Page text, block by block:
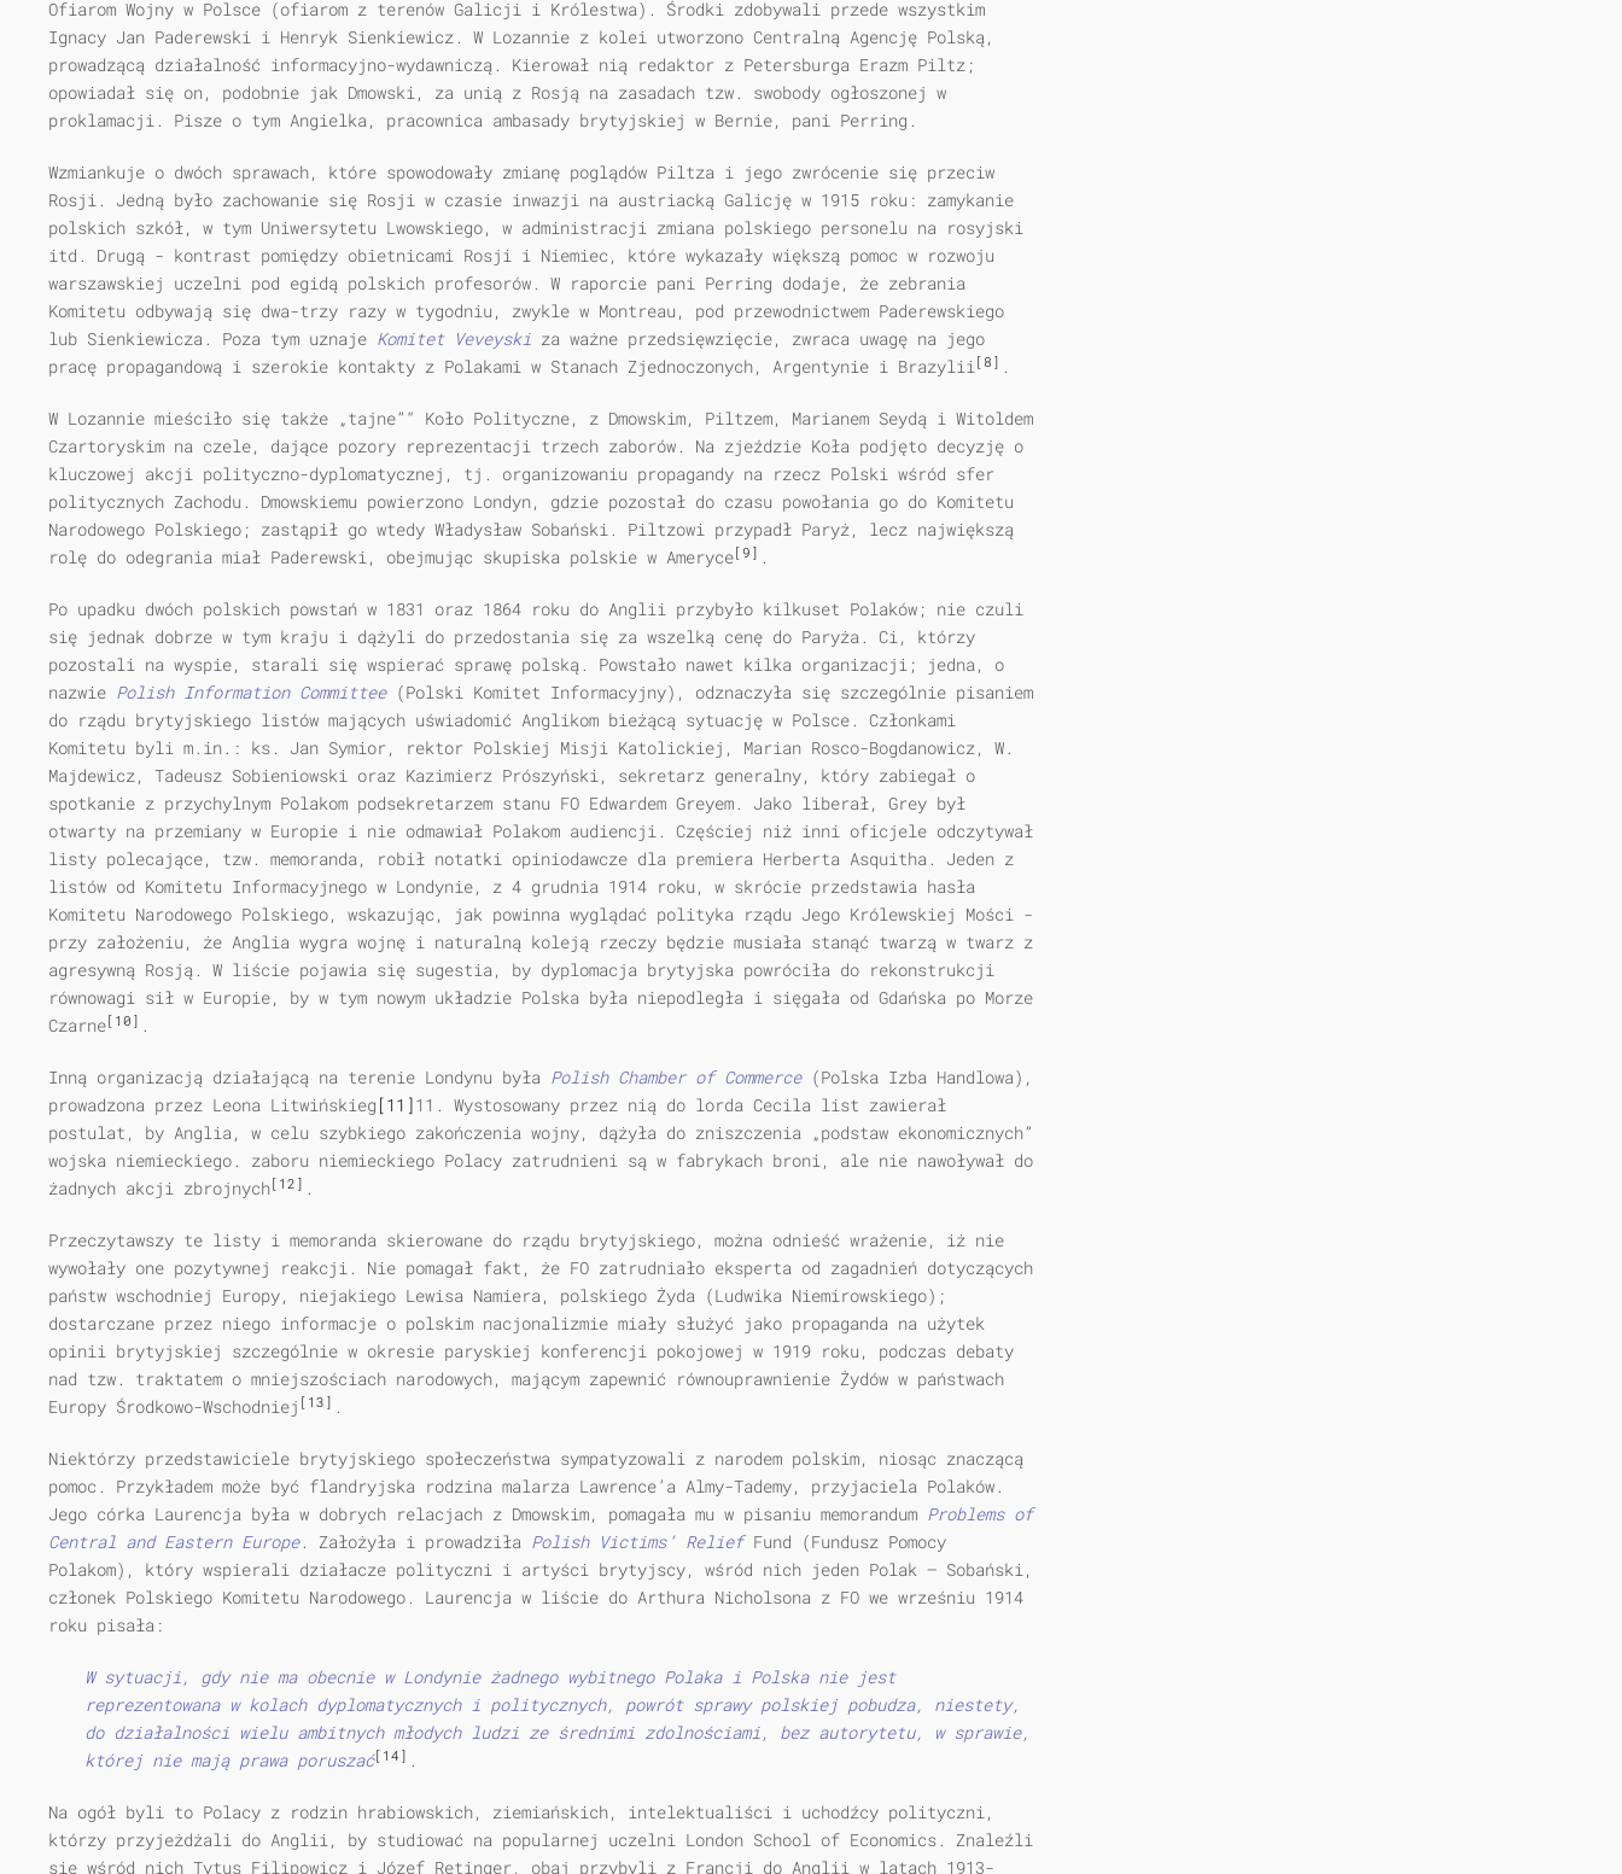
Ofiarom Wojny w Polsce (ofiarom z terenów Galicji i Królestwa). Środki zdobywali przede wszystkim
Ignacy Jan Paderewski i Henryk Sienkiewicz. W Lozannie z kolei utworzono Centralną Agencję Polską,
prowadzącą działalność informacyjno-wydawniczą. Kierował nią redaktor z Petersburga Erazm Piltz;
opowiadał się on, podobnie jak Dmowski, za unią z Rosją na zasadach tzw. swobody ogłoszonej w
proklamacji. Pisze o tym Angielka, pracownica ambasady brytyjskiej w Bernie, pani Perring.
Wzmiankuje o dwóch sprawach, które spowodowały zmianę poglądów Piltza i jego zwrócenie się przeciw
Rosji. Jedną było zachowanie się Rosji w czasie inwazji na austriacką Galicję w 1915 roku: zamykanie
polskich szkół, w tym Uniwersytetu Lwowskiego, w administracji zmiana polskiego personelu na rosyjski
itd. Drugą - kontrast pomiędzy obietnicami Rosji i Niemiec, które wykazały większą pomoc w rozwoju
warszawskiej uczelni pod egidą polskich profesorów. W raporcie pani Perring dodaje, że zebrania
Komitetu odbywają się dwa-trzy razy w tygodniu, zwykle w Montreau, pod przewodnictwem Paderewskiego
lub Sienkiewicza. Poza tym uznaje Komitet Veveyski za ważne przedsięwzięcie, zwraca uwagę na jego
pracę propagandową i szerokie kontakty z Polakami w Stanach Zjednoczonych, Argentynie i Brazylii[8] .
W Lozannie mieściło się także „tajne”“ Koło Polityczne, z Dmowskim, Piltzem, Marianem Seydą i Witoldem
Czartoryskim na czele, dające pozory reprezentacji trzech zaborów. Na zjeździe Koła podjęto decyzję o
kluczowej akcji polityczno-dyplomatycznej, tj. organizowaniu propagandy na rzecz Polski wśród sfer
politycznych Zachodu. Dmowskiemu powierzono Londyn, gdzie pozostał do czasu powołania go do Komitetu
Narodowego Polskiego; zastąpił go wtedy Władysław Sobański. Piltzowi przypadł Paryż, lecz największą
rolę do odegrania miał Paderewski, obejmując skupiska polskie w Ameryce[9] .
Po upadku dwóch polskich powstań w 1831 oraz 1864 roku do Anglii przybyło kilkuset Polaków; nie czuli
się jednak dobrze w tym kraju i dążyli do przedostania się za wszelką cenę do Paryża. Ci, którzy
pozostali na wyspie, starali się wspierać sprawę polską. Powstało nawet kilka organizacji; jedna, o
nazwie Polish Information Committee(Polski Komitet Informacyjny), odznaczyła się szczególnie pisaniem
do rządu brytyjskiego listów mających uświadomić Anglikom bieżącą sytuację w Polsce. Członkami
Komitetu byli m.in.: ks. Jan Symior, rektor Polskiej Misji Katolickiej, Marian Rosco-Bogdanowicz, W.
Majdewicz, Tadeusz Sobieniowski oraz Kazimierz Prószyński, sekretarz generalny, który zabiegał o
spotkanie z przychylnym Polakom podsekretarzem stanu FO Edwardem Greyem. Jako liberał, Grey był
otwarty na przemiany w Europie i nie odmawiał Polakom audiencji. Częściej niż inni oficjele odczytywał
listy polecające, tzw. memoranda, robił notatki opiniodawcze dla premiera Herberta Asquitha. Jeden z
listów od Komitetu Informacyjnego w Londynie, z 4 grudnia 1914 roku, w skrócie przedstawia hasła
Komitetu Narodowego Polskiego, wskazując, jak powinna wyglądać polityka rządu Jego Królewskiej Mości -
przy założeniu, że Anglia wygra wojnę i naturalną koleją rzeczy będzie musiała stanąć twarzą w twarz z
agresywną Rosją. W liście pojawia się sugestia, by dyplomacja brytyjska powróciła do rekonstrukcji
równowagi sił w Europie, by w tym nowym układzie Polska była niepodległa i sięgała od Gdańska po Morze
Czarne[10] .
Inną organizacją działającą na terenie Londynu była Polish Chamber of Commerce(Polska Izba Handlowa),
prowadzona przez Leona Litwińskieg [11]11. Wystosowany przez nią do lorda Cecila list zawierał
postulat, by Anglia, w celu szybkiego zakończenia wojny, dążyła do zniszczenia „podstaw ekonomicznych”
wojska niemieckiego. zaboru niemieckiego Polacy zatrudnieni są w fabrykach broni, ale nie nawoływał do
żadnych akcji zbrojnych[12] .
Przeczytawszy te listy i memoranda skierowane do rządu brytyjskiego, można odnieść wrażenie, iż nie
wywołały one pozytywnej reakcji. Nie pomagał fakt, że FO zatrudniało eksperta od zagadnień dotyczących
państw wschodniej Europy, niejakiego Lewisa Namiera, polskiego Żyda (Ludwika Niemirowskiego);
dostarczane przez niego informacje o polskim nacjonalizmie miały służyć jako propaganda na użytek
opinii brytyjskiej szczególnie w okresie paryskiej konferencji pokojowej w 1919 roku, podczas debaty
nad tzw. traktatem o mniejszościach narodowych, mającym zapewnić równouprawnienie Żydów w państwach
Europy Środkowo-Wschodniej [13] .
Niektórzy przedstawiciele brytyjskiego społeczeństwa sympatyzowali z narodem polskim, niosąc znaczącą
pomoc. Przykładem może być flandryjska rodzina malarza Lawrence’a Almy-Tademy, przyjaciela Polaków.
Jego córka Laurencja była w dobrych relacjach z Dmowskim, pomagała mu w pisaniu memorandum Problems of
Central and Eastern Europe. Założyła i prowadziła Polish Victims’ ReliefFund (Fundusz Pomocy
Polakom), który wspierali działacze polityczni i artyści brytyjscy, wśród nich jeden Polak — Sobański,
członek Polskiego Komitetu Narodowego. Laurencja w liście do Arthura Nicholsona z FO we wrześniu 1914
roku pisała:
W sytuacji, gdy nie ma obecnie w Londynie żadnego wybitnego Polaka i Polska nie jest
reprezentowana w kolach dyplomatycznych i politycznych, powrót sprawy polskiej pobudza, niestety,
do działalności wielu ambitnych młodych ludzi ze średnimi zdolnościami, bez autorytetu, w sprawie,
której nie mają prawa poruszać[14] .
Na ogół byli to Polacy z rodzin hrabiowskich, ziemiańskich, intelektualiści i uchodźcy polityczni,
którzy przyjeżdżali do Anglii, by studiować na popularnej uczelni London School of Economics. Znaleźli
się wśród nich Tytus Filipowicz i Józef Retinger, obaj przybyli z Francji do Anglii w latach 1913-